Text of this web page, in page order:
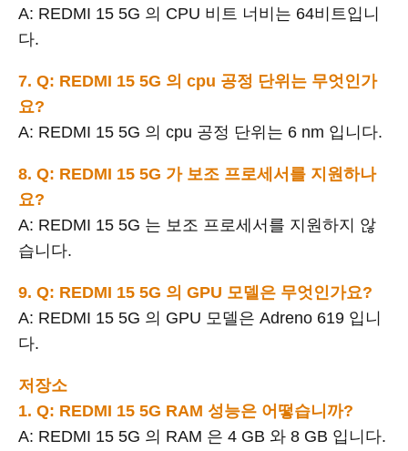
A: REDMI 15 5G 의 CPU 비트 너비는 64비트입니
다.
7. Q: REDMI 15 5G 의 cpu 공정 단위는 무엇인가
요?
A: REDMI 15 5G 의 cpu 공정 단위는 6 nm 입니다.
8. Q: REDMI 15 5G 가 보조 프로세서를 지원하나
요?
A: REDMI 15 5G 는 보조 프로세서를 지원하지 않
습니다.
9. Q: REDMI 15 5G 의 GPU 모델은 무엇인가요?
A: REDMI 15 5G 의 GPU 모델은 Adreno 619 입니
다.
저장소
1. Q: REDMI 15 5G RAM 성능은 어떻습니까?
A: REDMI 15 5G 의 RAM 은 4 GB 와 8 GB 입니다.